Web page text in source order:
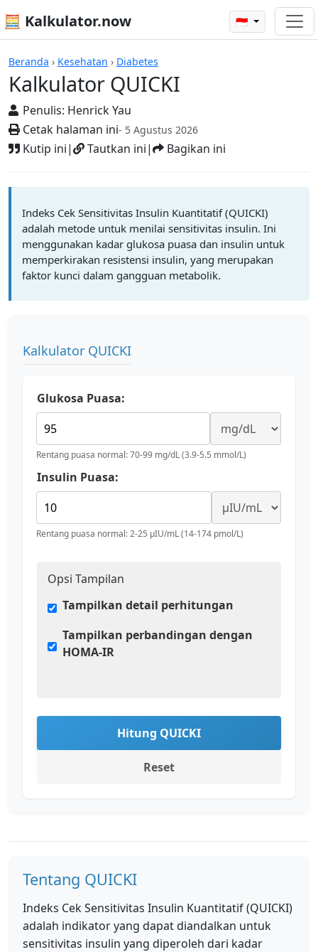
🧮 Kalkulator.now 🇮🇩
Beranda › Kesehatan › Diabetes
Kalkulator QUICKI
Penulis: Henrick Yau
Cetak halaman ini- 5 Agustus 2026
Kutip ini| Tautkan ini| Bagikan ini
Kalkulator-kalkulator
Indeks Cek Sensitivitas Insulin Kuantitatif (QUICKI)
adalah metode untuk menilai sensitivitas insulin. Ini
menggunakan kadar glukosa puasa dan insulin untuk
memperkirakan resistensi insulin, yang merupakan
faktor kunci dalam gangguan metabolik.
Kalkulator QUICKI
Glukosa Puasa:
Rentang puasa normal: 70-99 mg/dL (3.9-5.5 mmol/L)
Insulin Puasa:
Rentang puasa normal: 2-25 μIU/mL (14-174 pmol/L)
Opsi Tampilan
Tampilkan detail perhitungan
Tampilkan perbandingan dengan
HOMA-IR
Hitung QUICKI
Reset
Tentang QUICKI
Indeks Cek Sensitivitas Insulin Kuantitatif (QUICKI)
adalah indikator yang dapat diandalkan untuk
sensitivitas insulin yang diperoleh dari kadar